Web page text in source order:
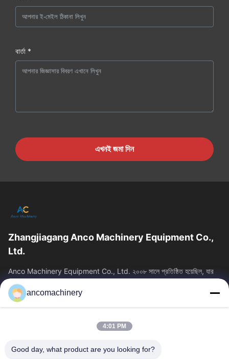
বার্তা *
এখনই জমা দিন
Zhangjiagang Anco Machinery Equipment Co.,
Ltd.
Anco Machinery Equipment Co., Ltd. ২০০৮ সালে প্রতিষ্ঠিত হয়েছিল, যার
সদর দপ্তর চীনের জিয়াংসু প্রদেশের সুঝো সিটির ঝাংজিয়াগাং শহরে অবস্থিত। এটি...
গুরুত্বপূর্ণ সংযোগ
আমাদের সম্পর্কে
কারখানা ভ্রমণ
মান নিয়ন্ত্রণ
ancomachinery
4:01 PM
Good day, what product are you looking for?